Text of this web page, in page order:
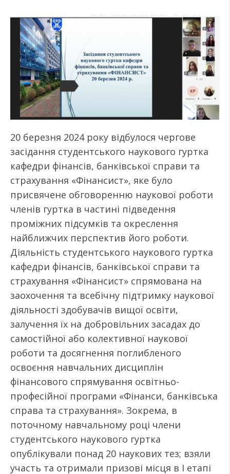
20 березня 2024 року відбулося чергове
засідання студентського наукового гуртка
кафедри фінансів, банківської справи та
страхування «Фінансист», яке було
присвячене обговоренню наукової роботи
членів гуртка в частині підведення
проміжних підсумків та окреслення
найближчих перспектив його роботи.
Діяльність студентського наукового гуртка
кафедри фінансів, банківської справи та
страхування «Фінансист» спрямована на
заохочення та всебічну підтримку наукової
діяльності здобувачів вищої освіти,
залучення їх на добровільних засадах до
самостійної або колективної наукової
роботи та досягнення поглибленого
освоєння навчальних дисциплін
фінансового спрямування освітньо-
професійної програми «Фінанси, банківська
справа та страхування». Зокрема, в
поточному навчальному році члени
студентського наукового гуртка
опублікували понад 20 наукових тез; взяли
участь та отримали призові місця в І етапі